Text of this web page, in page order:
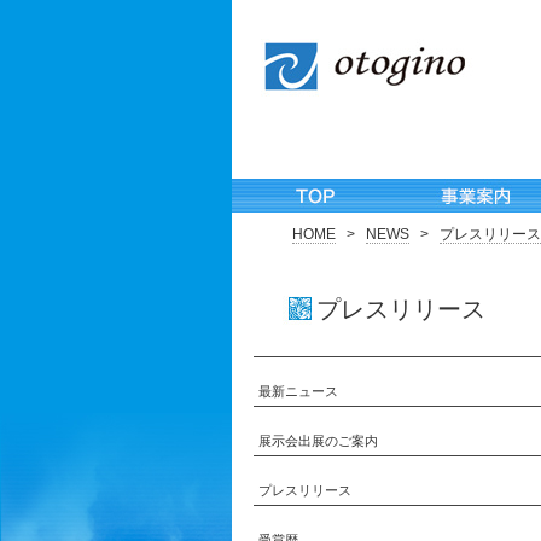
HOME > NEWS > プレスリリース
プレスリリース
最新ニュース
展示会出展のご案内
プレスリリース